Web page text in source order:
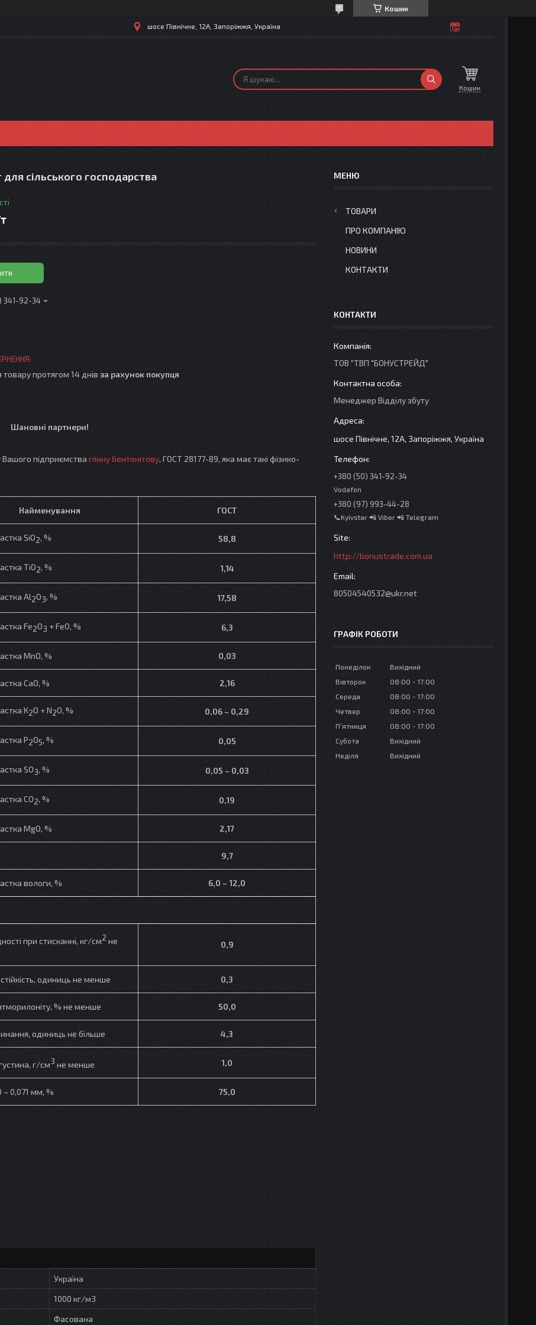
Кошик
шосе Північне, 12А, Запоріжжя, Україна
Кошик
для сільського господарства
341-92-34
протягом 14 днів за рахунок покупця
Шановні партнери!
підприємства глину бентонітову, ГОСТ 28177-89, яка має такі фізико-
Найменування ГОСТ
SiO2, % 58,8
TiO2, % 1,14
Al2O3, % 17,58
Fe2O3 + FeO, % 6,3
MnO, % 0,03
CaO, % 2,16
K2O + N2O, % 0,06 – 0,29
P2O5, % 0,05
SO3, % 0,05 – 0,03
CO2, % 0,19
MgO, % 2,17
9,7
вологи, % 6,0 – 12,0
при стисканні, кг/см2 не
0,9
одиниць не менше 0,3
% не менше 50,0
одиниць не більше 4,3
г/см3 не менше 1,0
– 0,071 мм, % 75,0
Україна
1000 кг/м3
Фасована
ТОВАРИ
ПРО КОМПАНІЮ
НОВИНИ
КОНТАКТИ
КОНТАКТИ
ТОВ "ТВП "БОНУСТРЕЙД"
Менеджер Відділу збуту
шосе Північне, 12А, Запоріжжя, Україна
+380 (50) 341-92-34
Vodafon
+380 (97) 993-44-28
📞Kyivstar 📲 Viber 📲 Telegram
http://bonustrade.com.ua
80504540532@ukr.net
ГРАФІК РОБОТИ
Понеділок
Вихідний
Вівторок
08:00
17:00
Середа
08:00
17:00
Четвер
08:00
17:00
Пʼятниця
08:00
17:00
Субота
Вихідний
Неділя
Вихідний